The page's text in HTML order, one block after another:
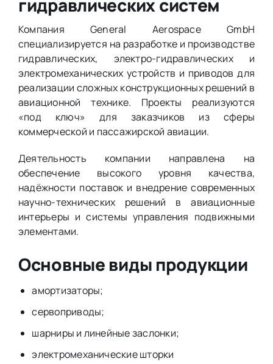
гидравлических систем
Компания General Aerospace GmbH
специализируется на разработке и производстве
гидравлических, электро-гидравлических и
электромеханических устройств и приводов для
реализации сложных конструкционных решений в
авиационной технике. Проекты реализуются
«под ключ» для заказчиков из сферы
коммерческой и пассажирской авиации.
Деятельность компании направлена на
обеспечение высокого уровня качества,
надёжности поставок и внедрение современных
научно-технических решений в авиационные
интерьеры и системы управления подвижными
элементами.
Основные виды продукции
амортизаторы;
сервоприводы;
шарниры и линейные заслонки;
электромеханические шторки